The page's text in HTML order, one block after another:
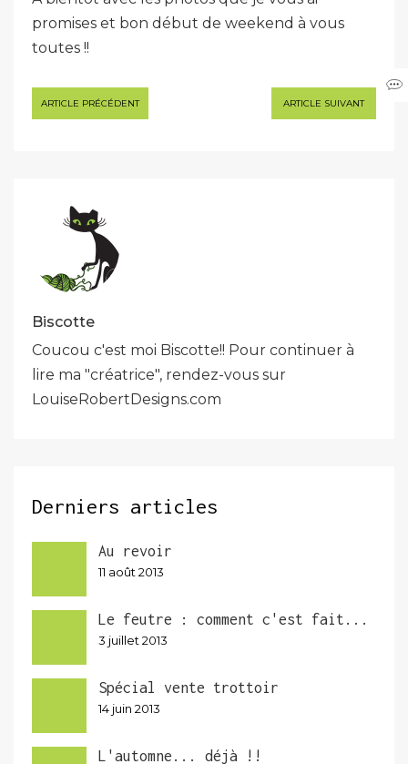
promises et bon début de weekend à vous
toutes !!
Navigation
de
ARTICLE PRÉCÉDENT ARTICLE SUIVANT
Biscotte
Coucou c'est moi Biscotte!! Pour continuer à
lire ma "créatrice", rendez-vous sur
LouiseRobertDesigns.com
Derniers articles
Au revoir
11 août 2013
Le feutre : comment c'est fait...
3 juillet 2013
Spécial vente trottoir
14 juin 2013
L'automne... déjà !!